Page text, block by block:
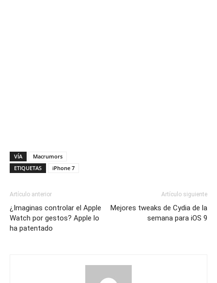
VÍA
Macrumors
ETIQUETAS
iPhone 7
Artículo anterior
¿Imaginas controlar el Apple
Watch por gestos? Apple lo
ha patentado
Artículo siguiente
Mejores tweaks de Cydia de la
semana para iOS 9